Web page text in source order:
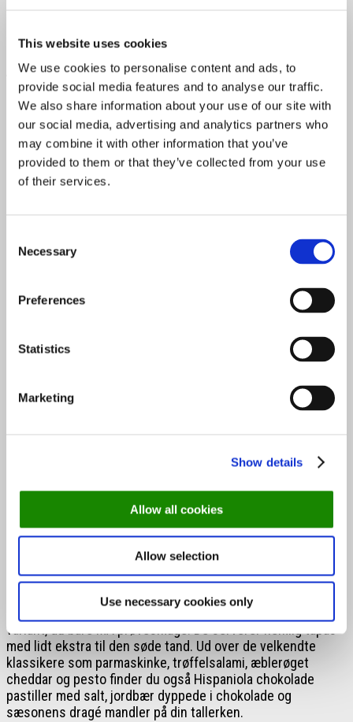
This website uses cookies
We use cookies to personalise content and ads, to
provide social media features and to analyse our traffic.
We also share information about your use of our site with
our social media, advertising and analytics partners who
may combine it with other information that you’ve
provided to them or that they’ve collected from your use
of their services.
Selection
Necessary
Preferences
Statistics
Marketing
Show details
Allow all cookies
Allow selection
Use necessary cookies only
Afternoon Tea for Two
Frem med den britiske accent, underkoppen og den
strittende lillefinger. Peter Beiers Afternoon Tea er en helt
igennem fantastisk smagsoplevelse, som tager dig med
rundt i både det søde og det salte køkken i kombination
Knækbrød & rugbrød
Brownie
Chokoladescones
æske World of Chocolate med pr. person til at lave en varm
450 kr. for to personer (ekskl. gebyr)
Chokoladetapas til din søde tand
Er du typen, der sværger til tapas, så har Peter Beier en
variant, du bare MÅ prøvesmage. De serverer nemlig tapas
med lidt ekstra til den søde tand. Ud over de velkendte
klassikere som parmaskinke, trøffelsalami, æblerøget
cheddar og pesto finder du også Hispaniola chokolade
pastiller med salt, jordbær dyppede i chokolade og
sæsonens dragé mandler på din tallerken.